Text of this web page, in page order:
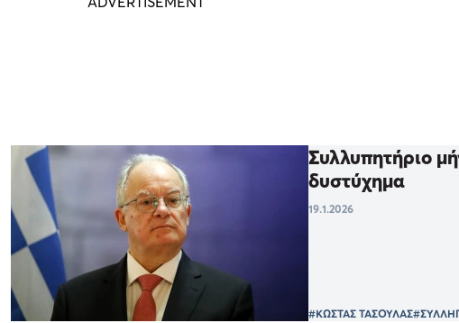
Συλλυπητήριο
δυστύχημα
19.1.2026
#ΚΩΣΤΑΣ ΤΑΣΟΥΛΑΣ